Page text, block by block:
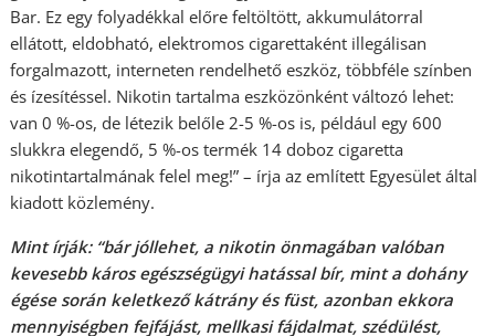
Bar. Ez egy folyadékkal előre feltöltött, akkumulátorral
ellátott, eldobható, elektromos cigarettaként illegálisan
forgalmazott, interneten rendelhető eszköz, többféle színben
és ízesítéssel. Nikotin tartalma eszközönként változó lehet:
van 0 %-os, de létezik belőle 2-5 %-os is, például egy 600
slukkra elegendő, 5 %-os termék 14 doboz cigaretta
nikotintartalmának felel meg!” – írja az említett Egyesület által
kiadott közlemény.
Mint írják: “bár jóllehet, a nikotin önmagában valóban
kevesebb káros egészségügyi hatással bír, mint a dohány
égése során keletkező kátrány és füst, azonban ekkora
mennyiségben fejfájást, mellkasi fájdalmat, szédülést,